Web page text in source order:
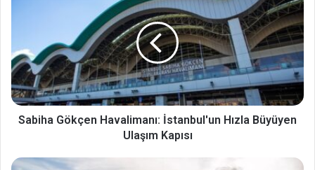
Sabiha Gökçen Havalimanı: İstanbul'un Hızla Büyüyen
Ulaşım Kapısı